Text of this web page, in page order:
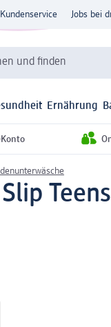
Kundenservice Jobs bei
und finden
Ernährung